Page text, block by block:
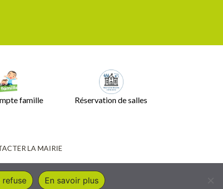
famille Réservation de salles
LA MAIRIE
refuse En savoir plus